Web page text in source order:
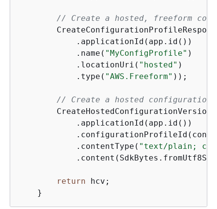
// Create a hosted, freeform
            .applicationId(app.id())
            .name(
"MyConfigProfile" )
            .locationUri(
"hosted" )
            .type(
"AWS.Freeform" ));
// Create a hosted configuration
        CreateHostedConfiguration
Version
            .applicationId(app.id())
            .contentType(
"text/plain;
return hcv;
    }